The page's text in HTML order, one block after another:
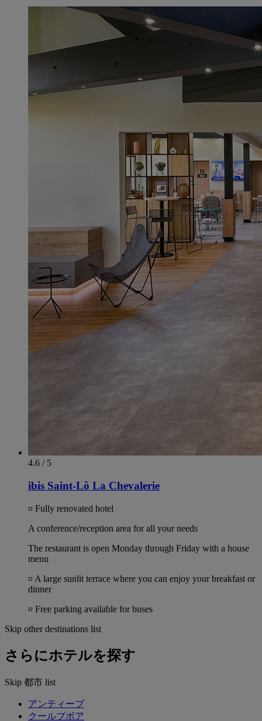
4.6 / 5
ibis Saint-Lô La Chevalerie
¤ Fully renovated hotel
A conference/reception area for all your needs
The restaurant is open Monday through Friday with a house
menu
¤ A large sunlit terrace where you can enjoy your breakfast or
dinner
¤ Free parking available for buses
Skip other destinations list
さらにホテルを探す
Skip 都市 list
アンティーブ
クールブボア